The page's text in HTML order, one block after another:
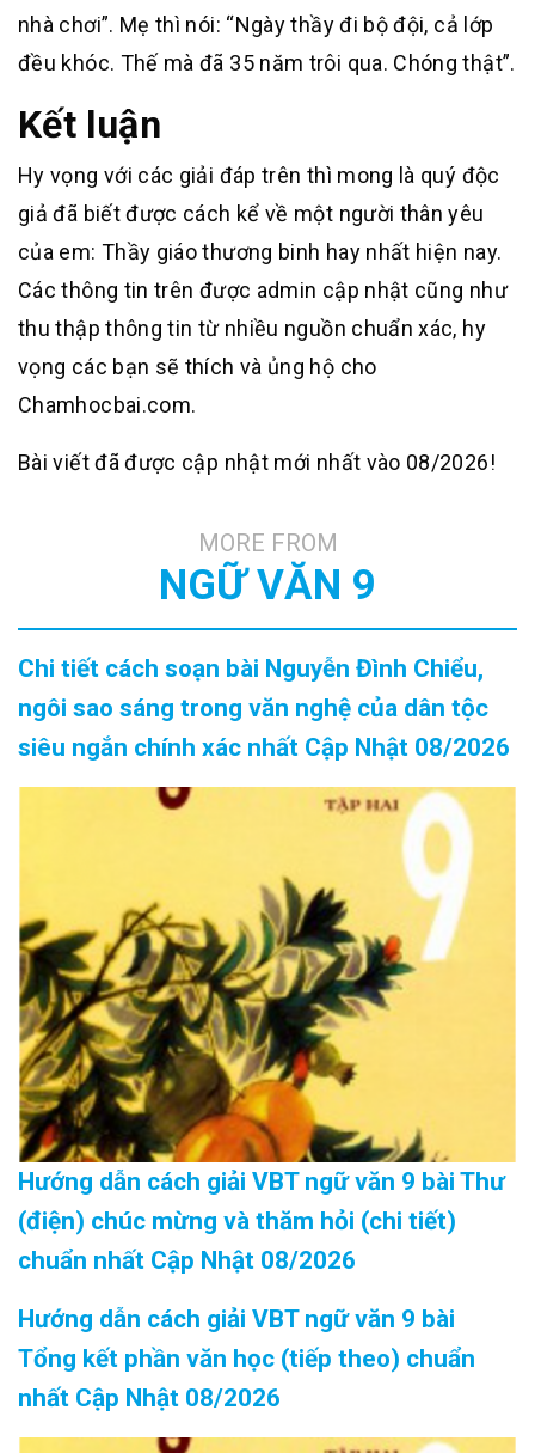
nhà chơi”. Mẹ thì nói: “Ngày thầy đi bộ đội, cả lớp
đều khóc. Thế mà đã 35 năm trôi qua. Chóng thật”.
Kết luận
Hy vọng với các giải đáp trên thì mong là quý độc
giả đã biết được cách kể về một người thân yêu
của em: Thầy giáo thương binh hay nhất hiện nay.
Các thông tin trên được admin cập nhật cũng như
thu thập thông tin từ nhiều nguồn chuẩn xác, hy
vọng các bạn sẽ thích và ủng hộ cho
Chamhocbai.com.
Bài viết đã được cập nhật mới nhất vào 08/2026!
MORE FROM
NGỮ VĂN 9
Chi tiết cách soạn bài Nguyễn Đình Chiểu,
ngôi sao sáng trong văn nghệ của dân tộc
siêu ngắn chính xác nhất Cập Nhật 08/2026
Hướng dẫn cách giải VBT ngữ văn 9 bài Thư
(điện) chúc mừng và thăm hỏi (chi tiết)
chuẩn nhất Cập Nhật 08/2026
Hướng dẫn cách giải VBT ngữ văn 9 bài
Tổng kết phần văn học (tiếp theo) chuẩn
nhất Cập Nhật 08/2026